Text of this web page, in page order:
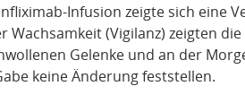
Infusion zeigte sich eine
Wachsamkeit (Vigilanz) zeigten
Gelenke und an der
keine Änderung feststellen.